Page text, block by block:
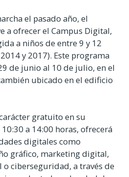
el pasado año, el
a ofrecer el Campus Digital,
a niños de entre 9 y 12
y 2017). Este programa
de junio al 10 de julio, en el
ubicado en el edificio
gratuito en su
a 14:00 horas, ofrecerá
digitales como
gráfico, marketing digital,
ciberseguridad, a través de